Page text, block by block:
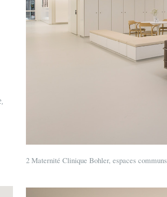
2 Maternité Clinique Bohler, espaces communs